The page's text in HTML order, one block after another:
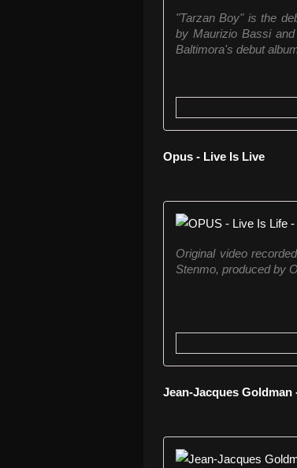
"Tarzan Boy" is the
by Maurizio Bassi
Baltimora's debut
Opus - Live Is Live
Original video
Stenmo, produced by
Jean-Jacques Goldman